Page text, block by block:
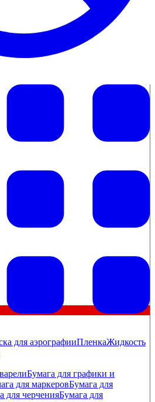
для аэрографииПленкаЖидкость
Бумага для графики и
для маркеровБумага для
для черченияБумага для